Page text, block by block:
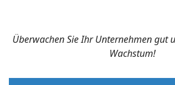
Überwachen Sie Ihr Unternehmen gut
Wachstum!